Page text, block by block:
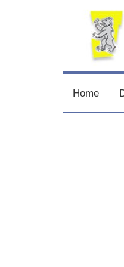
baeretswil.ch
Home